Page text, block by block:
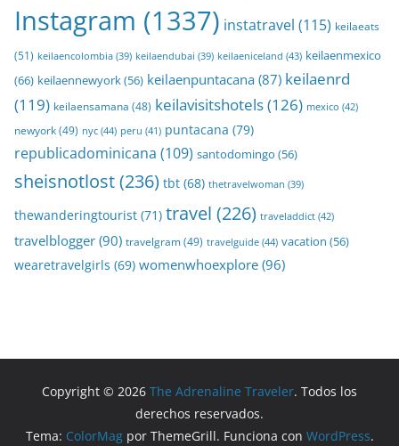
Instagram (1337) instatravel (115) keilaeats
(51) keilaencolombia (39) keilaendubai (39) keilaeniceland (43) keilaenmexico
(66) keilaennewyork(56) keilaenpuntacana (87) keilaenrd
(119) keilaensamana (48) keilavisitshotels(126) mexico (42)
newyork(49) nyc (44) peru (41) puntacana (79)
republicadominicana (109) santodomingo (56)
sheisnotlost(236) tbt (68) thetravelwoman (39)
thewanderingtourist (71) travel (226) traveladdict (42)
travelblogger (90) travelgram(49) travelguide (44) vacation (56)
wearetravelgirls (69) womenwhoexplore(96)
Copyright © 2026 The Adrenaline Traveler. Todos los
derechos reservados.
Tema: ColorMagpor ThemeGrill. Funciona con WordPress.